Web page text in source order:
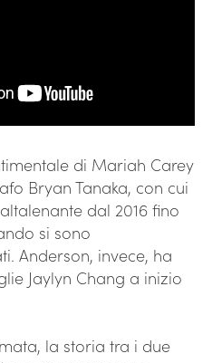
di Mariah Carey
Bryan Tanaka, con cui
dal 2016 fino
si sono
Anderson, invece, ha
Jaylyn Chang a inizio
la storia tra i due